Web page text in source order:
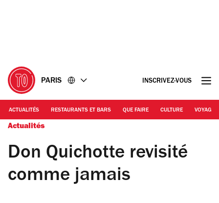
PARIS INSCRIVEZ-VOUS
ACTUALITÉS RESTAURANTS ET BARS QUE FAIRE CULTURE VOYAGE
Actualités
Don Quichotte revisité
comme jamais